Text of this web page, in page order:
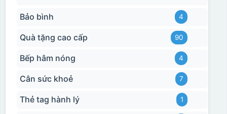
Bảo bình 4
Quà tặng cao cấp 90
Bếp hâm nóng 4
Cân sức khoẻ 7
Thẻ tag hành lý 1